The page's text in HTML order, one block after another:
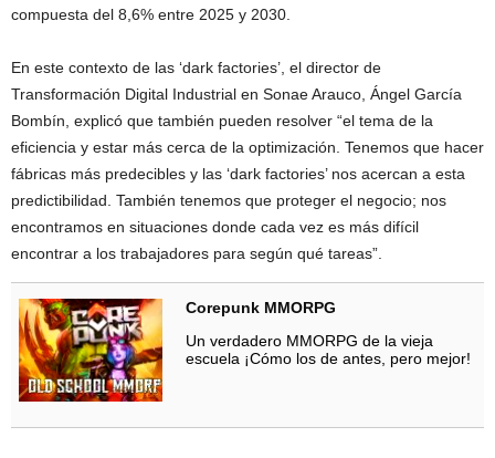
compuesta del 8,6% entre 2025 y 2030.
En este contexto de las ‘dark factories’, el director de
Transformación Digital Industrial en Sonae Arauco, Ángel García
Bombín, explicó que también pueden resolver “el tema de la
eficiencia y estar más cerca de la optimización. Tenemos que hacer
fábricas más predecibles y las ‘dark factories’ nos acercan a esta
predictibilidad. También tenemos que proteger el negocio; nos
encontramos en situaciones donde cada vez es más difícil
encontrar a los trabajadores para según qué tareas”.
Corepunk MMORPG
Un verdadero MMORPG de la vieja
escuela ¡Cómo los de antes, pero mejor!